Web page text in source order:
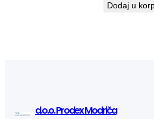
Dodaj u
d.o.o. Prodex Modriča